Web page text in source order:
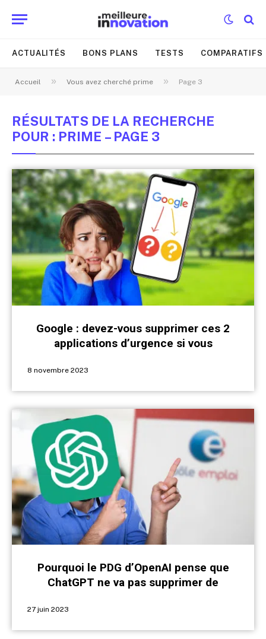
ACTUALITÉS BONS PLANS TESTS COMPARATIFS
Accueil » Vous avez cherché prime » Page 3
RÉSULTATS DE LA RECHERCHE
POUR : PRIME – PAGE 3
Google : devez-vous supprimer ces 2
applications d’urgence si vous
8 novembre 2023
Pourquoi le PDG d’OpenAI pense que
ChatGPT ne va pas supprimer de
27 juin 2023